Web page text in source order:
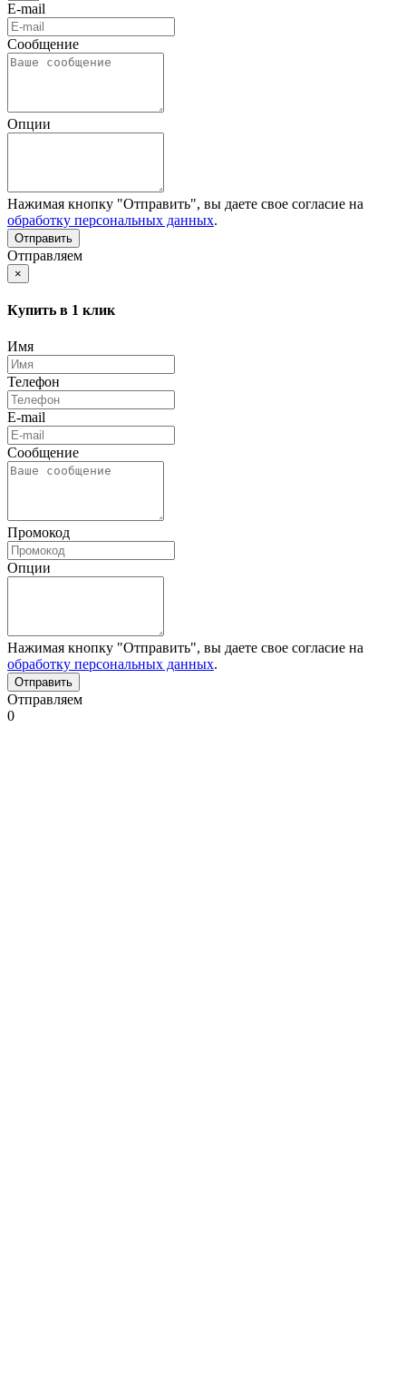
E-mail
Сообщение
Опции
Нажимая кнопку "Отправить", вы даете свое согласие на
обработку персональных данных.
Отправляем
×
Купить в 1 клик
Имя
Телефон
E-mail
Сообщение
Промокод
Опции
Нажимая кнопку "Отправить", вы даете свое согласие на
обработку персональных данных.
Отправляем
0